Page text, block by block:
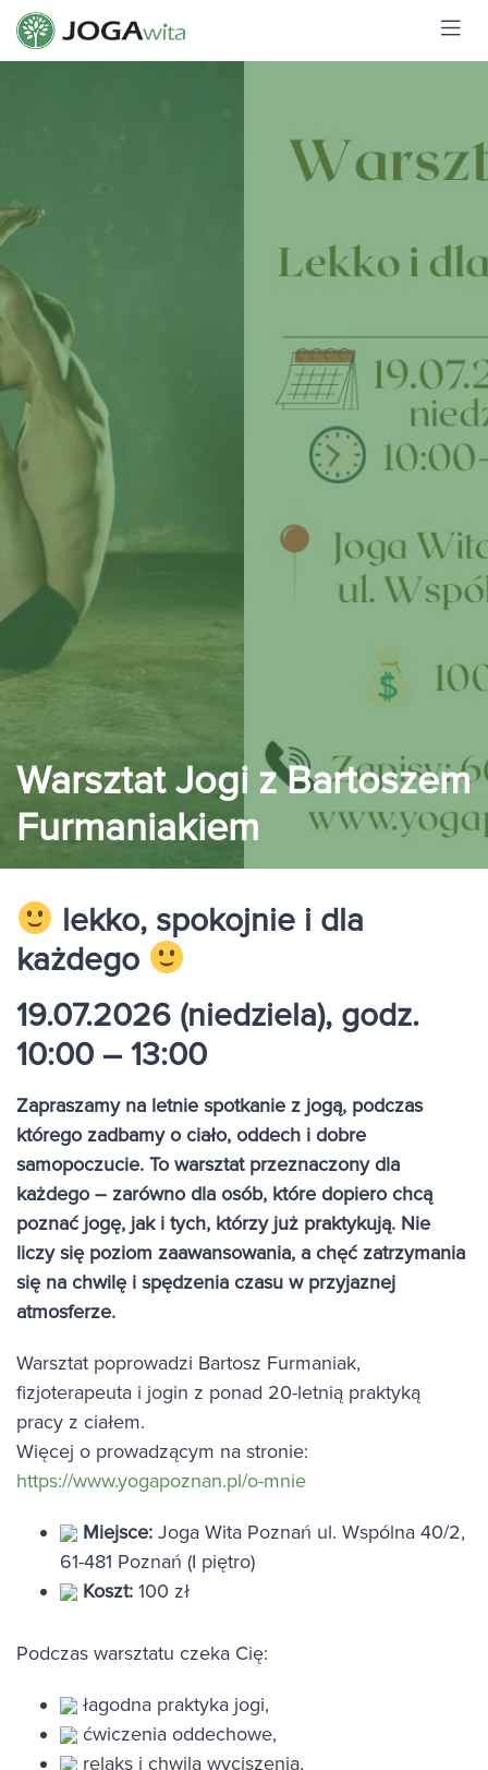
Warsztat Jogi z Bartoszem
Furmaniakiem
lekko, spokojnie i dla
każdego
19.07.2026 (niedziela), godz.
10:00 – 13:00
Zapraszamy na letnie spotkanie z jogą, podczas
którego zadbamy o ciało, oddech i dobre
samopoczucie. To warsztat przeznaczony dla
każdego – zarówno dla osób, które dopiero chcą
poznać jogę, jak i tych, którzy już praktykują. Nie
liczy się poziom zaawansowania, a chęć zatrzymania
się na chwilę i spędzenia czasu w przyjaznej
atmosferze.
Warsztat poprowadzi Bartosz Furmaniak,
fizjoterapeuta i jogin z ponad 20-letnią praktyką
pracy z ciałem.
Więcej o prowadzącym na stronie:
https://www.yogapoznan.pl/o-mnie
Miejsce: Joga Wita Poznań ul. Wspólna 40/2,
61-481 Poznań (I piętro)
Koszt: 100 zł
Podczas warsztatu czeka Cię:
łagodna praktyka jogi,
ćwiczenia oddechowe,
relaks i chwila wyciszenia,